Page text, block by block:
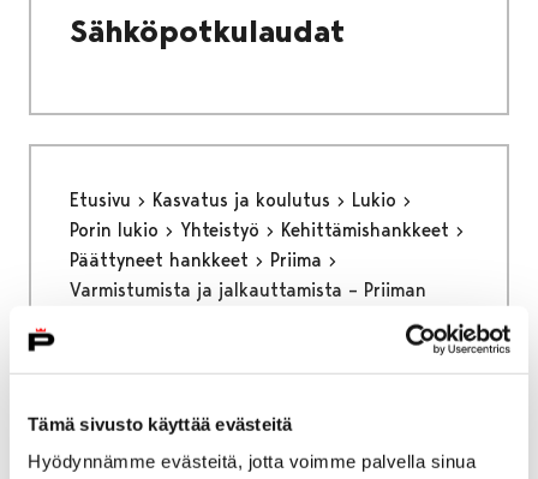
Tämä sivusto käyttää evästeitä
Hyödynnämme evästeitä, jotta voimme palvella sinua
Sähköpotkulaudat
Etusivu Kasvatus ja koulutus
Lukio
Porin lukio
Yhteistyö
Kehittämishankkeet
Päättyneet hankkeet
Priima
Varmistumista ja jalkauttamista – Priiman
Varmistumista ja
jalkauttamista – Priiman